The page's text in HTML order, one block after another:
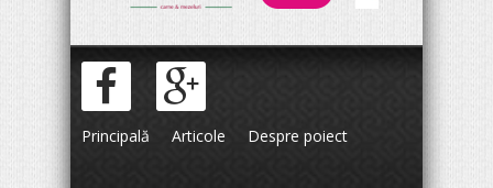
Principală Articole Despre poiect